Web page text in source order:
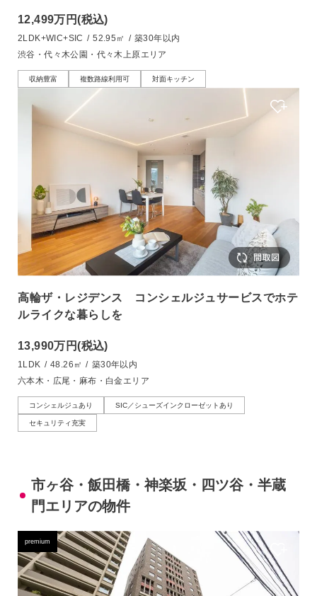
12,499万円(税込)
2LDK+WIC+SIC / 52.95㎡ / 築30年以内
渋谷・代々木公園・代々木上原エリア
収納豊富 複数路線利用可 対面キッチン
高輪ザ・レジデンス コンシェルジュサービスでホテ
ルライクな暮らしを
13,990万円(税込)
1LDK / 48.26㎡ / 築30年以内
六本木・広尾・麻布・白金エリア
コンシェルジュあり SIC／シューズインクローゼットあり
セキュリティ充実
市ヶ谷・飯田橋・神楽坂・四ツ谷・半蔵
門エリアの物件
premium